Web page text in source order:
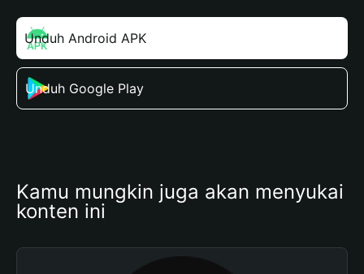
Unduh Android APK
Unduh Google Play
Kamu mungkin juga akan menyukai
konten ini